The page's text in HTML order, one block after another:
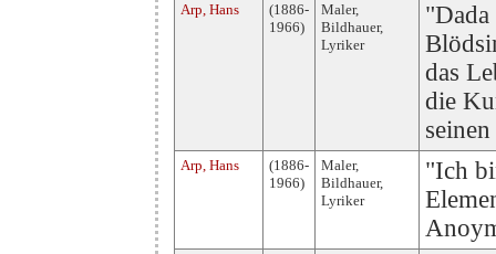
Arp, Hans
(1886-
1966)
Maler,
Bildhauer,
Lyriker
das
die
Arp, Hans
(1886-
1966)
Maler,
Bildhauer,
Lyriker
"Ich